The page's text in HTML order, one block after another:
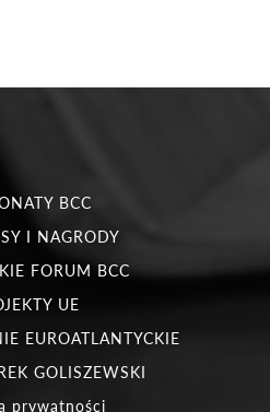
BCC
I NAGRODY
FORUM BCC
UE
EUROATLANTYCKIE
GOLISZEWSKI
prywatności